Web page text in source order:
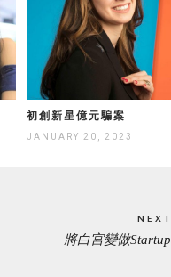
初創新星億元騙案
JANUARY 20, 2023
NEXT
將白宮變做Startup